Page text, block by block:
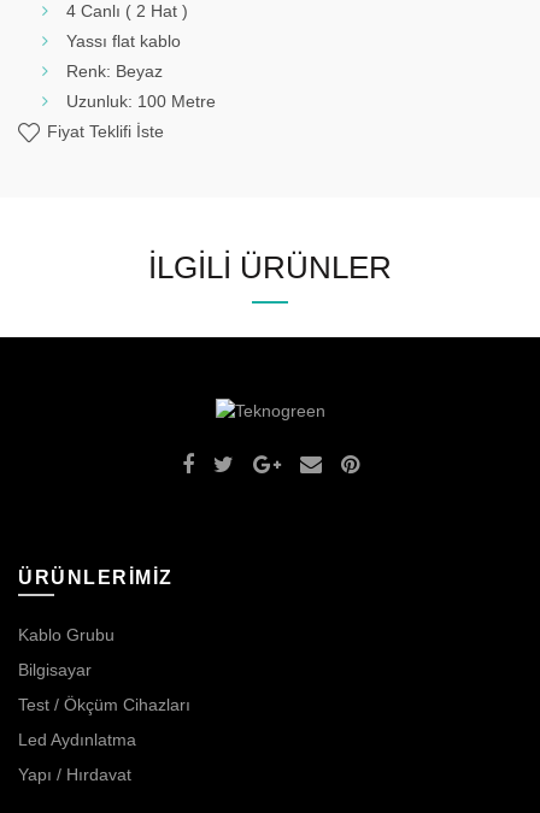
4 Canlı ( 2 Hat )
Yassı flat kablo
Renk: Beyaz
Uzunluk: 100 Metre
Fiyat Teklifi İste
İLGILI ÜRÜNLER
ÜRÜNLERİMİZ
Kablo Grubu
Bilgisayar
Test / Ökçüm Cihazları
Led Aydınlatma
Yapı / Hırdavat